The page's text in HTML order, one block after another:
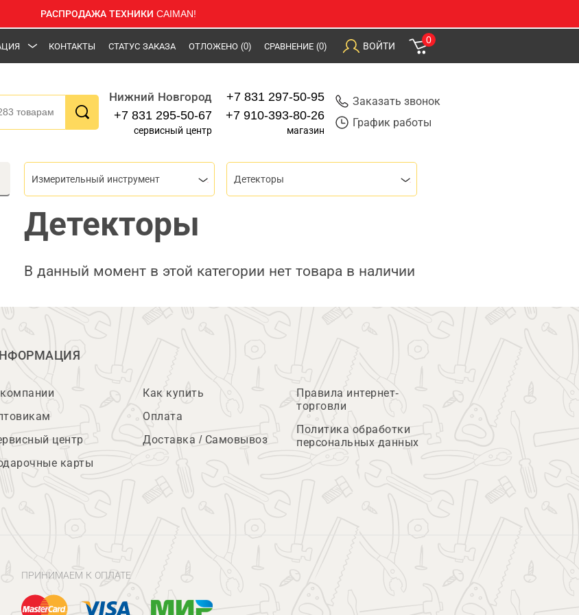
РАСПРОДАЖА ТЕХНИКИ CAIMAN!
КОНТАКТЫ СТАТУС ЗАКАЗА ОТЛОЖЕНО (0) СРАВНЕНИЕ (0) ВОЙТИ
0
Нижний Новгород
+7 831 295-50-67
сервисный центр
+7 831 297-50-95
+7 910-393-80-26
магазин
Заказать звонок
График работы
Измерительный инструмент Детекторы
Детекторы
В данный момент в этой категории нет товара в наличии
центр
карты
Как купить
Оплата
Доставка / Самовывоз
Правила интернет-
торговли
Политика обработки
персональных данных
ПРИНИМАЕМ К ОПЛАТЕ